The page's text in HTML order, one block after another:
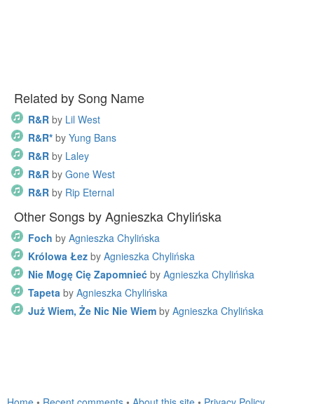
Related by Song Name
R&R by Lil West
R&R* by Yung Bans
R&R by Laley
R&R by Gone West
R&R by Rip Eternal
Other Songs by Agnieszka Chylińska
Foch by Agnieszka Chylińska
Królowa Łez by Agnieszka Chylińska
Nie Mogę Cię Zapomnieć by Agnieszka Chylińska
Tapeta by Agnieszka Chylińska
Już Wiem, Że Nic Nie Wiem by Agnieszka Chylińska